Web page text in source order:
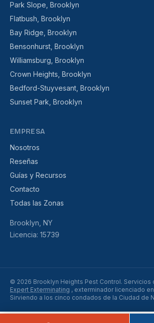
Park Slope, Brooklyn
Flatbush, Brooklyn
Bay Ridge, Brooklyn
Bensonhurst, Brooklyn
Williamsburg, Brooklyn
Crown Heights, Brooklyn
Bedford-Stuyvesant, Brooklyn
Sunset Park, Brooklyn
EMPRESA
Nosotros
Reseñas
Guías y Recursos
Contacto
Todas las Zonas
Brooklyn, NY
Licencia: 15739
© 2026 Brooklyn Heights Pest Control. Servicios
Expert Exterminating , exterminador licenciado
Sirviendo a los cinco condados de la Ciudad de